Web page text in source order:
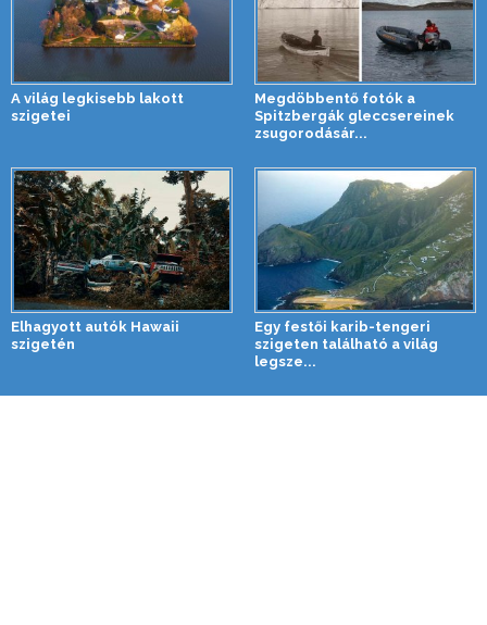
A világ legkisebb lakott
szigetei
Megdöbbentő fotók a
Spitzbergák gleccsereinek
zsugorodásár...
Elhagyott autók Hawaii
szigetén
Egy festői karib-tengeri
szigeten található a világ
legsze...